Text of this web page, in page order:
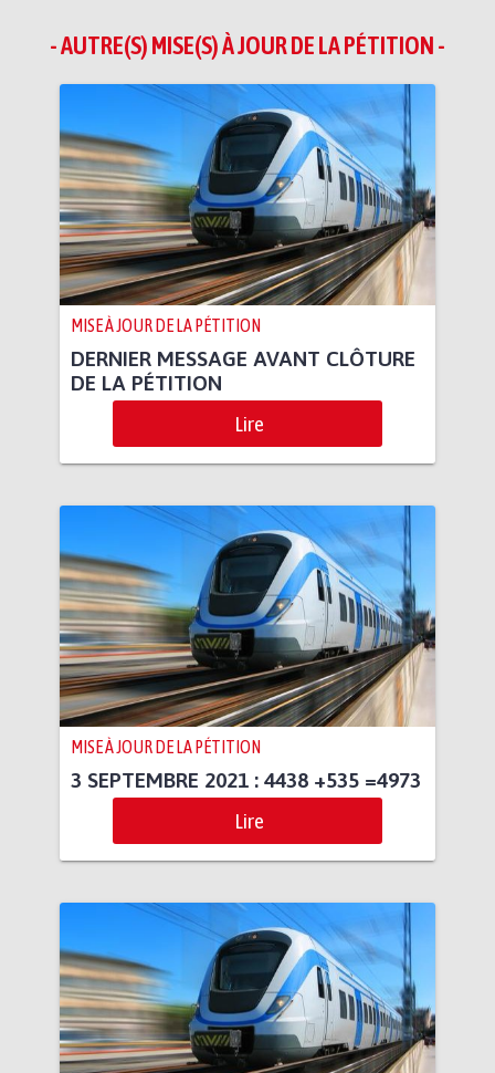
- AUTRE(S) MISE(S) À JOUR DE LA PÉTITION -
MISE À JOUR DE LA PÉTITION
DERNIER MESSAGE AVANT CLÔTURE
DE LA PÉTITION
Lire
MISE À JOUR DE LA PÉTITION
3 SEPTEMBRE 2021 : 4438 +535 =4973
Lire